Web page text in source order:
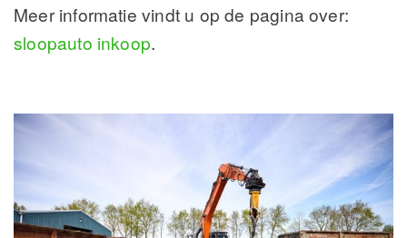
Meer informatie vindt u op de pagina over:
sloopauto inkoop.